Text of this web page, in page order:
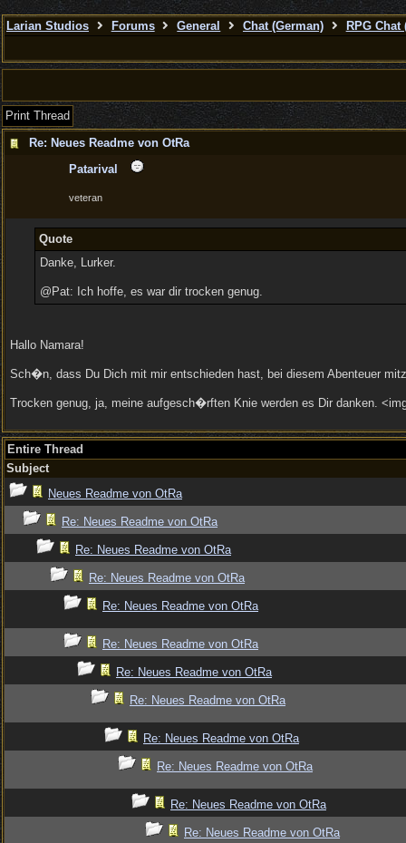
Larian Studios Forums General Chat (German) RPG Chat
Print Thread
Re: Neues Readme von OtRa
Patarival
veteran
Quote
Danke, Lurker.
@Pat: Ich hoffe, es war dir trocken genug.
Hallo Namara!
Sch�n, dass Du Dich mit mir entschieden hast, bei diesem Abenteuer
Trocken genug, ja, meine aufgesch�rften Knie werden es Dir danken.
Entire Thread
Subject
Neues Readme von OtRa
Re: Neues Readme von OtRa
Re: Neues Readme von OtRa
Re: Neues Readme von OtRa
Re: Neues Readme von OtRa
Re: Neues Readme von OtRa
Re: Neues Readme von OtRa
Re: Neues Readme von OtRa
Re: Neues Readme von OtRa
Re: Neues Readme von OtRa
Re: Neues Readme von OtRa
Re: Neues Readme von OtRa